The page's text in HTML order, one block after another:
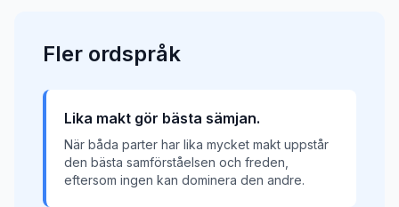
Fler ordspråk
Lika makt gör bästa sämjan.
När båda parter har lika mycket makt uppstår
den bästa samförståelsen och freden,
eftersom ingen kan dominera den andre.